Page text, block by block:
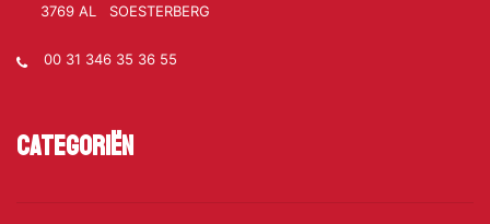
3769 AL SOESTERBERG
00 31 346 35 36 55
Categoriën